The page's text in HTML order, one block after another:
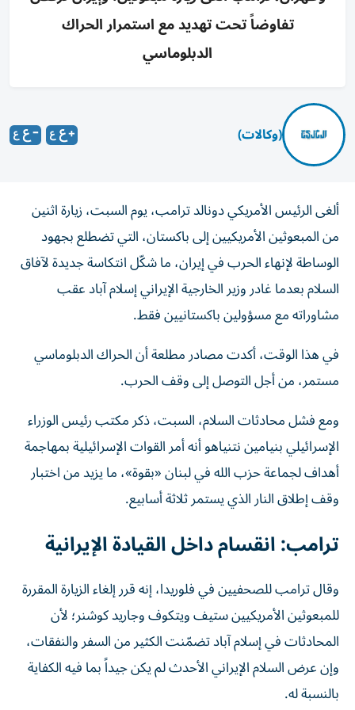
تفاوضاً تحت تهديد مع استمرار الحراك
الدبلوماسي
(وكالات)
ألغى الرئيس الأمريكي ‌دونالد ترامب، يوم السبت، زيارة اثنين
من المبعوثين الأمريكيين إلى باكستان، التي تضطلع بجهود
الوساطة لإنهاء الحرب في إيران، ​ما شكّل انتكاسة ⁠جديدة لآفاق
السلام بعدما غادر وزير الخارجية الإيراني إسلام آباد عقب
مشاوراته مع مسؤولين باكستانيين فقط.
في هذا الوقت، أكدت مصادر مطلعة أن الحراك الدبلوماسي
مستمر، من أجل التوصل إلى وقف الحرب.
ومع فشل محادثات السلام، السبت، ذكر مكتب رئيس الوزراء
الإسرائيلي بنيامين نتنياهو أنه أمر القوات الإسرائيلية بمهاجمة
أهداف لجماعة حزب الله في لبنان «بقوة»، ما يزيد من اختبار
وقف إطلاق النار الذي يستمر ثلاثة أسابيع.
ترامب: انقسام داخل القيادة الإيرانية
وقال ترامب للصحفيين في فلوريدا، إنه قرر إلغاء الزيارة المقررة
للمبعوثين الأمريكيين ستيف ويتكوف ‌وجاريد كوشنر؛ لأن
المحادثات في إسلام آباد تضمّنت الكثير من السفر والنفقات،
وإن عرض السلام الإيراني الأحدث لم يكن جيداً ⁠بما فيه الكفاية
بالنسبة له.